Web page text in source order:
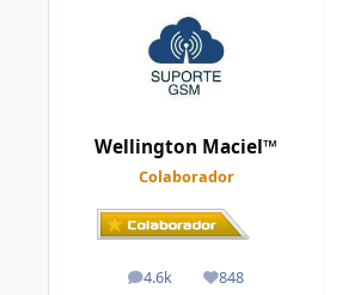
Wellington Maciel™
Colaborador
4.6k
posts 848
Reputação